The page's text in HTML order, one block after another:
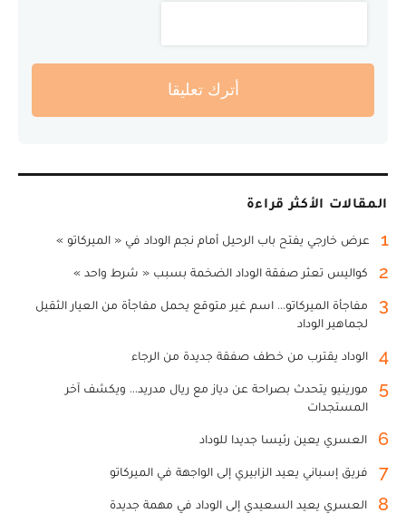
أترك تعليقا
المقالات الأكثر قراءة
1 عرض خارجي يفتح باب الرحيل أمام نجم الوداد في « الميركاتو »
2 كواليس تعثر صفقة الوداد الضخمة بسبب « شرط واحد »
3
مفاجأة الميركاتو... اسم غير متوقع يحمل مفاجأة من العيار الثقيل
لجماهير الوداد
4 الوداد يقترب من خطف صفقة جديدة من الرجاء
5
مورينيو يتحدث بصراحة عن دياز مع ريال مدريد... ويكشف آخر
المستجدات
6 العسري يعين رئيسا جديدا للوداد
7 فريق إسباني يعيد الزابيري إلى الواجهة في الميركاتو
8 العسري يعيد السعيدي إلى الوداد في مهمة جديدة